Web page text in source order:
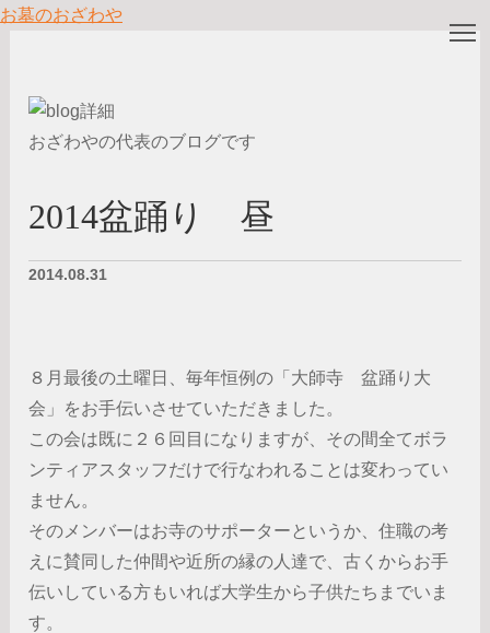
お墓のおざわや
おざわやの代表のブログです
2014盆踊り 昼
2014.08.31
８月最後の土曜日、毎年恒例の「大師寺 盆踊り大
会」をお手伝いさせていただきました。
この会は既に２６回目になりますが、その間全てボラ
ンティアスタッフだけで行なわれることは変わってい
ません。
そのメンバーはお寺のサポーターというか、住職の考
えに賛同した仲間や近所の縁の人達で、古くからお手
伝いしている方もいれば大学生から子供たちまでいま
す。